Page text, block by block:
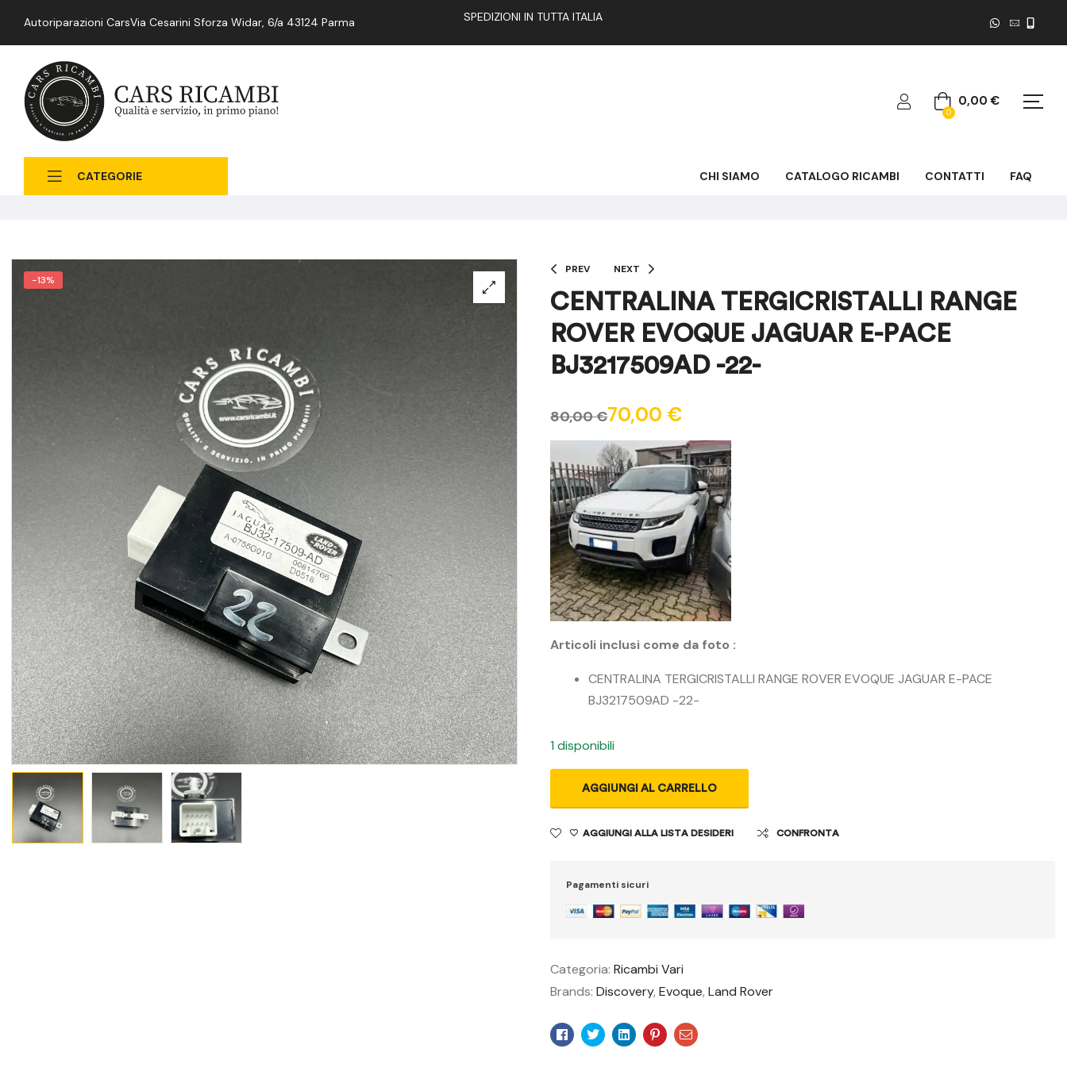
Autoriparazioni CarsVia Cesarini Sforza Widar, 6/a 43124 Parma SPEDIZIONI IN TUTTA ITALIA
0
0,00€
CATEGORIE CHI SIAMO CATALOGO RICAMBI CONTATTI FAQ
-13%
PREV
80,00
NEXT
80,00
CENTRALINA TERGICRISTALLI RANGE
ROVER EVOQUE JAGUAR E-PACE
BJ3217509AD -22-
80,00€70,00 €
Articoli inclusi come da foto :
CENTRALINA TERGICRISTALLI RANGE ROVER EVOQUE JAGUAR E-PACE
BJ3217509AD -22-
1 disponibili
AGGIUNGI AL CARRELLO
AGGIUNGI ALLA LISTA DESIDERI CONFRONTA
Pagamenti sicuri
Categoria:Ricambi Vari
Brands:Discovery,Evoque,Land Rover
Facebook
TwitterLinkedinPinterest
Email